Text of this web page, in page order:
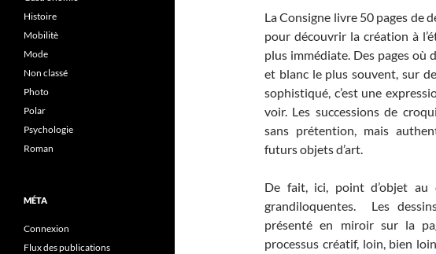
La Consigne livre 50 pages de
pour découvrir la création à
plus immédiate. Des pages où
et blanc le plus souvent, sur
sophistiqué, c’est une
voir. Les successions de
sans prétention, mais
futurs objets d’art.
De fait, ici, point d’objet au
grandiloquentes. Les
présenté en miroir sur la
processus créatif, loin, bien
Histoire
Mobilitè
Mode
Non classé
Photo
Polar
Psychologie
Roman
MÉTA
Connexion
Flux des publications